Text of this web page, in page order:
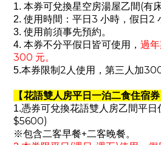
1. 本券可兌換星空房湯屋乙間(有
2. 使用時間：平日 3 小時，假日 2
3. 使用前須事先預約。
4. 本券不分平假日皆可使用， 過
300 元。
5.本券限制 2 人使用，第三人加
【花語雙人房平日一泊二食住宿券
1.憑券可兌換花語雙人房乙間平日
$5600)
※包含二客早餐+二客晚餐。